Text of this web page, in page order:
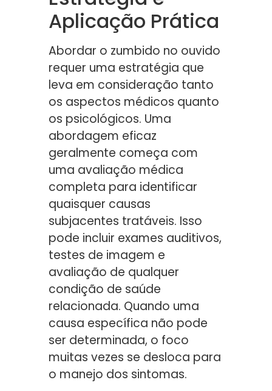
Aplicação Prática
Abordar o zumbido no ouvido
requer uma estratégia que
leva em consideração tanto
os aspectos médicos quanto
os psicológicos. Uma
abordagem eficaz
geralmente começa com
uma avaliação médica
completa para identificar
quaisquer causas
subjacentes tratáveis. Isso
pode incluir exames auditivos,
testes de imagem e
avaliação de qualquer
condição de saúde
relacionada. Quando uma
causa específica não pode
ser determinada, o foco
muitas vezes se desloca para
o manejo dos sintomas.